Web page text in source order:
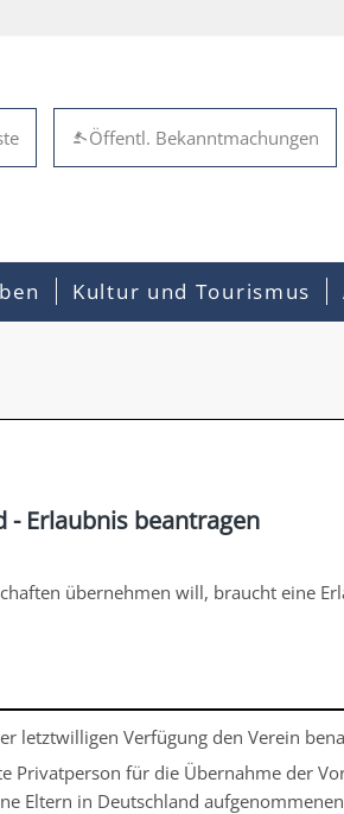
Öffentl. Bekanntmachungen
Kultur und Tourismus
- Erlaubnis beantragen
übernehmen will, braucht eine
letztwilligen Verfügung den Verein
Privatperson für die Übernahme der
Eltern in Deutschland